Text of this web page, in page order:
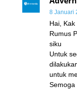
8 Januari
Hai, Kak
Rumus
siku
Untuk
untuk
Semoga